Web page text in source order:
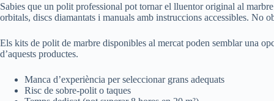
Sabies que un polit professional pot tornar el lluentor original al
orbitals, discs diamantats i manuals amb instruccions accessibles. No
Els kits de polit de marbre disponibles al mercat poden semblar una
d’aquests productes.
Manca d’experiència per seleccionar grans adequats
Risc de sobre-polit o taques